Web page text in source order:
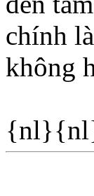
chính
không